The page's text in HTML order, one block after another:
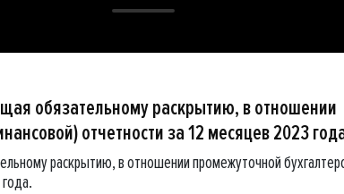
обязательному раскрытию, в отношении
отчетности за 12 месяцев 2023
раскрытию, в отношении промежуточной